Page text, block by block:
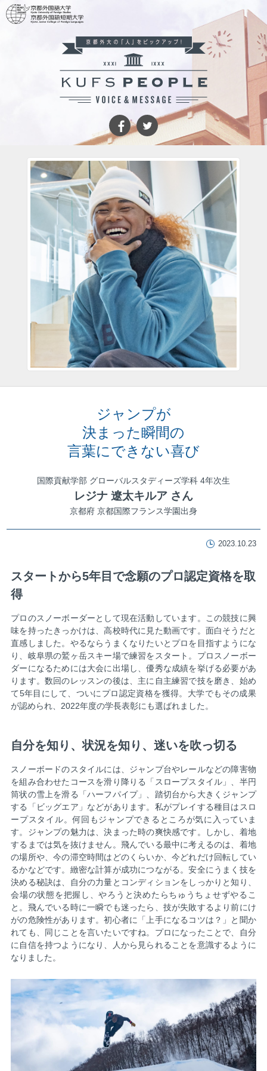
ジャンプが
決まった瞬間の
言葉にできない喜び
国際貢献学部 グローバルスタディーズ学科 4年次生
レジナ 遼太キルア さん
京都府 京都国際フランス学園出身
2023.10.23
スタートから5年目で念願のプロ認定資格を取
得
プロのスノーボーダーとして現在活動しています。この競技に興
味を持ったきっかけは、高校時代に見た動画です。面白そうだと
直感しました。やるならうまくなりたいとプロを目指すようにな
り、岐阜県の鷲ヶ岳スキー場で練習をスタート。プロスノーボー
ダーになるためには大会に出場し、優秀な成績を挙げる必要があ
ります。数回のレッスンの後は、主に自主練習で技を磨き、始め
て5年目にして、ついにプロ認定資格を獲得。大学でもその成果
が認められ、2022年度の学長表彰にも選ばれました。
自分を知り、状況を知り、迷いを吹っ切る
スノーボードのスタイルには、ジャンプ台やレールなどの障害物
を組み合わせたコースを滑り降りる「スロープスタイル」、半円
筒状の雪上を滑る「ハーフパイプ」、踏切台から大きくジャンプ
する「ビッグエア」などがあります。私がプレイする種目はスロ
ープスタイル。何回もジャンプできるところが気に入っていま
す。ジャンプの魅力は、決まった時の爽快感です。しかし、着地
するまでは気を抜けません。飛んでいる最中に考えるのは、着地
の場所や、今の滞空時間はどのくらいか、今どれだけ回転してい
るかなどです。緻密な計算が成功につながる。安全にうまく技を
決める秘訣は、自分の力量とコンディションをしっかりと知り、
会場の状態を把握し、やろうと決めたらちゅうちょせずやるこ
と。飛んでいる時に一瞬でも迷ったら、技が失敗するより前にけ
がの危険性があります。初心者に「上手になるコツは？」と聞か
れても、同じことを言いたいですね。プロになったことで、自分
に自信を持つようになり、人から見られることを意識するように
なりました。